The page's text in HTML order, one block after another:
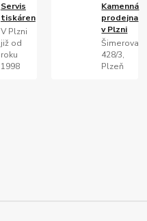
Servis
tiskáren
V Plzni
již od
roku
1998
Kamenná
prodejna
v Plzni
Šimerova
428/3,
Plzeň